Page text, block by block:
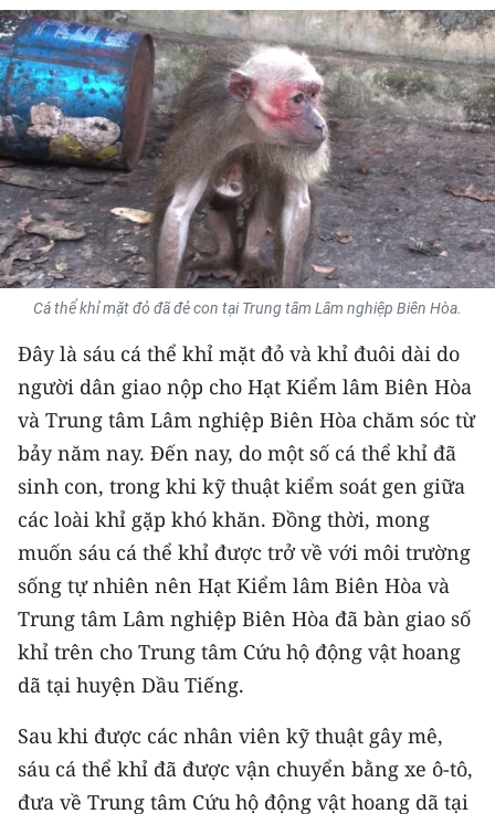
THẾ GIỚI
THỂ THAO
GIÁO DỤC
Y TẾ
KHOA HỌC - CÔNG NGHỆ
MÔI TRƯỜNG
BẠN ĐỌC
KIỂM CHỨNG THÔNG TIN
TRI THỨC CHUYÊN SÂU
54 DÂN TỘC VIỆT NAM
CHƯƠNG TRÌNH OCOP - MỖI XÃ
MỘT SẢN PHẨM
RADIO
MEDIA CENTER
E-Magazine
Video
Cá thể khỉ mặt đỏ đã đẻ con tại Trung tâm Lâm nghiệp Biên Hòa.
Đây là sáu cá thể khỉ mặt đỏ và khỉ đuôi dài do
người dân giao nộp cho Hạt Kiểm lâm Biên Hòa
và Trung tâm Lâm nghiệp Biên Hòa chăm sóc từ
bảy năm nay. Đến nay, do một số cá thể khỉ đã
sinh con, trong khi kỹ thuật kiểm soát gen giữa
các loài khỉ gặp khó khăn. Đồng thời, mong
muốn sáu cá thể khỉ được trở về với môi trường
sống tự nhiên nên Hạt Kiểm lâm Biên Hòa và
Trung tâm Lâm nghiệp Biên Hòa đã bàn giao số
khỉ trên cho Trung tâm Cứu hộ động vật hoang
dã tại huyện Dầu Tiếng.
Sau khi được các nhân viên kỹ thuật gây mê,
sáu cá thể khỉ đã được vận chuyển bằng xe ô-tô,
đưa về Trung tâm Cứu hộ động vật hoang dã tại